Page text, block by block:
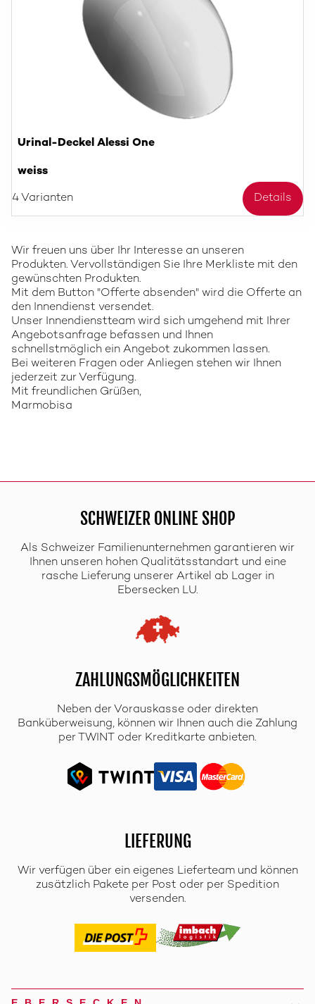
Urinal-Deckel Alessi One
weiss
4 Varianten Details
Wir freuen uns über Ihr Interesse an unseren
Produkten. Vervollständigen Sie Ihre Merkliste mit den
gewünschten Produkten.
Mit dem Button "Offerte absenden" wird die Offerte an
den Innendienst versendet.
Unser Innendienstteam wird sich umgehend mit Ihrer
Angebotsanfrage befassen und Ihnen
schnellstmöglich ein Angebot zukommen lassen.
Bei weiteren Fragen oder Anliegen stehen wir Ihnen
jederzeit zur Verfügung.
Mit freundlichen Grüßen,
Marmobisa
SCHWEIZER ONLINE SHOP
Als Schweizer Familienunternehmen garantieren wir
Ihnen unseren hohen Qualitätsstandart und eine
rasche Lieferung unserer Artikel ab Lager in
Ebersecken LU.
ZAHLUNGSMÖGLICHKEITEN
Neben der Vorauskasse oder direkten
Banküberweisung, können wir Ihnen auch die Zahlung
per TWINT oder Kreditkarte anbieten.
LIEFERUNG
Wir verfügen über ein eigenes Lieferteam und können
zusätzlich Pakete per Post oder per Spedition
versenden.